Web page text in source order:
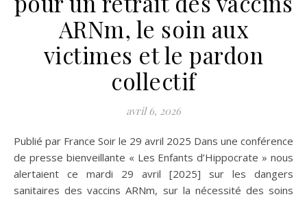
ARNm, le soin aux
victimes et le pardon
collectif
avril 6, 2026
Publié par France Soir le 29 avril 2025 Dans une conférence
de presse bienveillante « Les Enfants d’Hippocrate » nous
alertaient ce mardi 29 avril [2025] sur les dangers
sanitaires des vaccins ARNm, sur la nécessité des soins